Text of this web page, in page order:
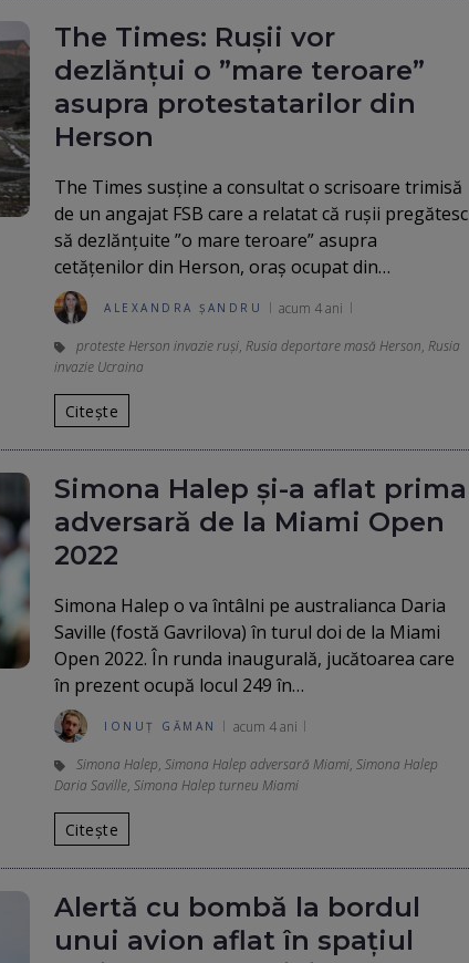
The Times: Rușii vor
dezlănțui o ”mare teroare”
asupra protestatarilor din
Herson
The Times susține a consultat o scrisoare trimisă
de un angajat FSB care a relatat că rușii pregătesc
să dezlănțuite ”o mare teroare” asupra
cetățenilor din Herson, oraș ocupat din…
ALEXANDRA ȘANDRU acum 4 ani
proteste Herson invazie ruși, Rusia deportare masă Herson, Rusia
invazie Ucraina
Citește
Simona Halep și-a aflat prima
adversară de la Miami Open
2022
Simona Halep o va întâlni pe australianca Daria
Saville (fostă Gavrilova) în turul doi de la Miami
Open 2022. În runda inaugurală, jucătoarea care
în prezent ocupă locul 249 în…
IONUȚ GĂMAN acum 4 ani
Simona Halep, Simona Halep adversară Miami, Simona Halep
Daria Saville, Simona Halep turneu Miami
Citește
Alertă cu bombă la bordul
unui avion aflat în spațiul